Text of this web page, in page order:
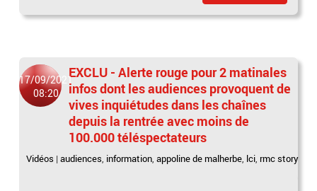
17/09/2021
08:20
EXCLU - Alerte rouge pour 2 matinales
infos dont les audiences provoquent de
vives inquiétudes dans les chaînes
depuis la rentrée avec moins de
100.000 téléspectateurs
Vidéos |audiences, information,appoline de malherbe, lci, rmc story